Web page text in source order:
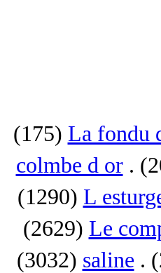
(175) La fondu
colmbe d or.
(1290) L
(2629) Le
(3032) saline .